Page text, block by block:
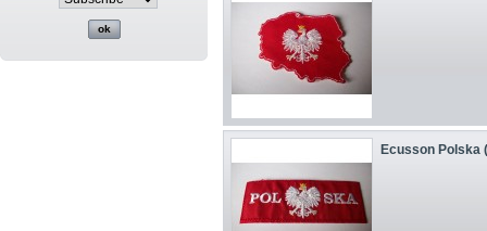
Ecusson Polska